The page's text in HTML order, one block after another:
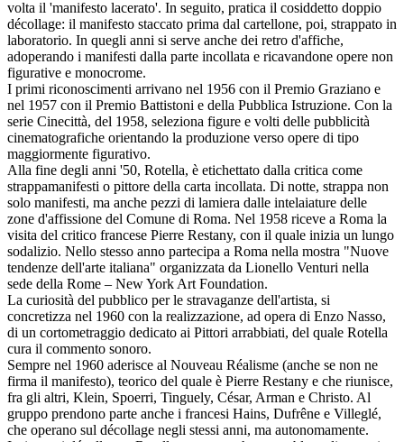
volta il 'manifesto lacerato'. In seguito, pratica il cosiddetto doppio
décollage: il manifesto staccato prima dal cartellone, poi, strappato in
laboratorio. In quegli anni si serve anche dei retro d'affiche,
adoperando i manifesti dalla parte incollata e ricavandone opere non
figurative e monocrome.
I primi riconoscimenti arrivano nel 1956 con il Premio Graziano e
nel 1957 con il Premio Battistoni e della Pubblica Istruzione. Con la
serie Cinecittà, del 1958, seleziona figure e volti delle pubblicità
cinematografiche orientando la produzione verso opere di tipo
maggiormente figurativo.
Alla fine degli anni '50, Rotella, è etichettato dalla critica come
strappamanifesti o pittore della carta incollata. Di notte, strappa non
solo manifesti, ma anche pezzi di lamiera dalle intelaiature delle
zone d'affissione del Comune di Roma. Nel 1958 riceve a Roma la
visita del critico francese Pierre Restany, con il quale inizia un lungo
sodalizio. Nello stesso anno partecipa a Roma nella mostra "Nuove
tendenze dell'arte italiana" organizzata da Lionello Venturi nella
sede della Rome – New York Art Foundation.
La curiosità del pubblico per le stravaganze dell'artista, si
concretizza nel 1960 con la realizzazione, ad opera di Enzo Nasso,
di un cortometraggio dedicato ai Pittori arrabbiati, del quale Rotella
cura il commento sonoro.
Sempre nel 1960 aderisce al Nouveau Réalisme (anche se non ne
firma il manifesto), teorico del quale è Pierre Restany e che riunisce,
fra gli altri, Klein, Spoerri, Tinguely, César, Arman e Christo. Al
gruppo prendono parte anche i francesi Hains, Dufrêne e Villeglé,
che operano sul décollage negli stessi anni, ma autonomamente.